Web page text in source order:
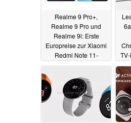
Realme 9 Pro+,
Realme 9 Pro und
Realme 9i: Erste
Europreise zur Xiaomi
Redmi Note 11-